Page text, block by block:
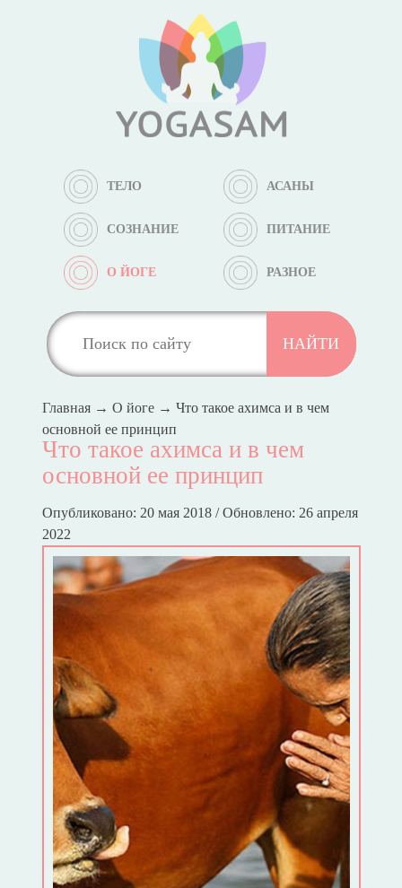
ТЕЛО АСАНЫ
СОЗНАНИЕ ПИТАНИЕ
О ЙОГЕ РАЗНОЕ
Главная→ О йоге→ Что такое ахимса и в чем
основной ее принцип
Что такое ахимса и в чем
основной ее принцип
Опубликовано: 20 мая 2018 / Обновлено: 26 апреля
2022